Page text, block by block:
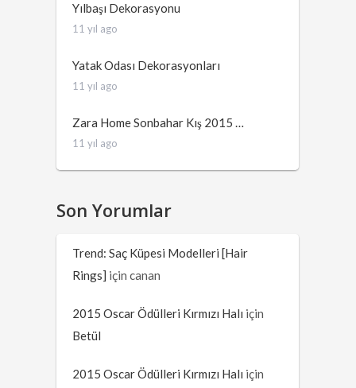
Yılbaşı Dekorasyonu
11 yıl ago
Yatak Odası Dekorasyonları
11 yıl ago
Zara Home Sonbahar Kış 2015 …
11 yıl ago
Son Yorumlar
Trend: Saç Küpesi Modelleri [Hair
Rings] içincanan
2015 Oscar Ödülleri Kırmızı Halı için
Betül
2015 Oscar Ödülleri Kırmızı Halı için